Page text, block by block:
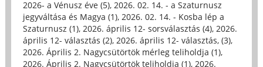
2026- a Vénusz éve (5), 2026. 02. 14. - a Szaturnusz
jegyváltása és Magya (1), 2026. 02. 14. - Kosba lép a
Szaturnusz (1), 2026. április 12- sorsválasztás (4), 2026.
április 12- választás (2), 2026. április 12- választás, (3),
2026. Április 2. Nagycsütörtök mérleg teliholdja (1),
2026. Április 2. Nagycsütörtök teliholdja (1), 2026.